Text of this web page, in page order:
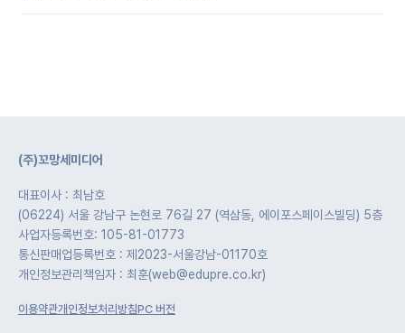
(주)꼬망세미디어
대표이사 : 최남호
(06224) 서울 강남구 논현로 76길 27 (역삼동, 에이포스페이스빌딩) 5층
사업자등록번호: 105-81-01773
통신판매업등록번호 : 제2023-서울강남-01170호
개인정보관리책임자 : 최훈(web@edupre.co.kr)
이용약관개인정보처리방침PC 버전